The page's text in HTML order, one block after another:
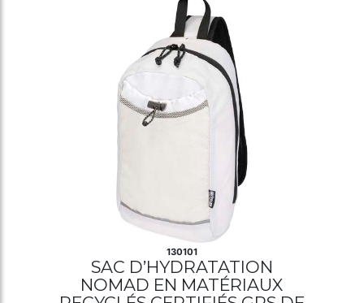
130101
SAC D’HYDRATATION
NOMAD EN MATÉRIAUX